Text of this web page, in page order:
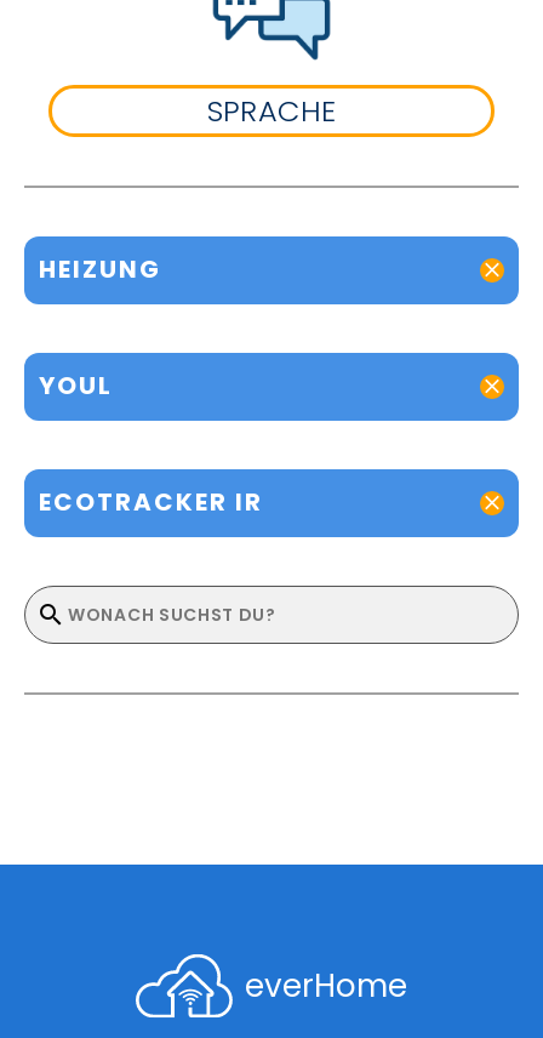
SPRACHE
HEIZUNG
YOUL
ECOTRACKER IR
everHome